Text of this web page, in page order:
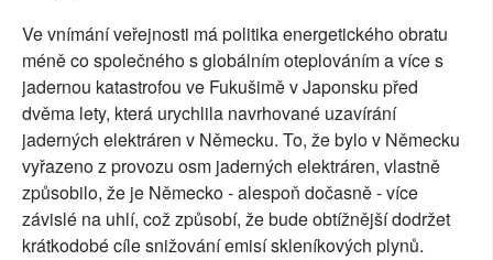
Ve vnímání veřejnosti má politika energetického obratu
méně co společného s globálním oteplováním a více s
jadernou katastrofou ve Fukušimě v Japonsku před
dvěma lety, která urychlila navrhované uzavírání
jaderných elektráren v Německu. To, že bylo v Německu
vyřazeno z provozu osm jaderných elektráren, vlastně
způsobilo, že je Německo - alespoň dočasně - více
závislé na uhlí, což způsobí, že bude obtížnější dodržet
krátkodobé cíle snižování emisí skleníkových plynů.